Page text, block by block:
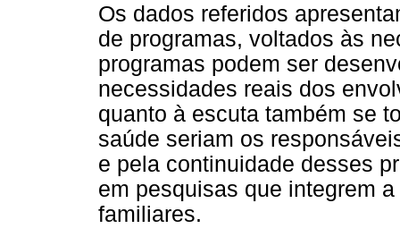
Os dados referidos
de programas, voltados às
programas podem ser
necessidades reais dos
quanto à escuta também se
saúde seriam os
e pela continuidade desses
em pesquisas que integrem
familiares.